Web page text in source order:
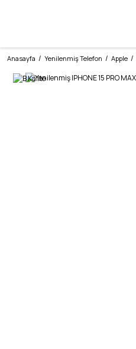
Anasayfa Yenilenmiş Telefon Apple